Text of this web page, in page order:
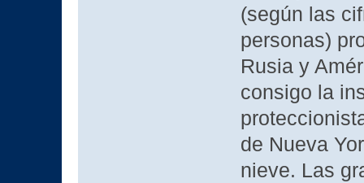
(según las
personas)
Rusia y
consigo la
de Nueva
nieve. Las